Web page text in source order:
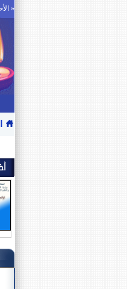
« الأحد 9 غشت 2026 م // 24 صفر 1448 هـ »